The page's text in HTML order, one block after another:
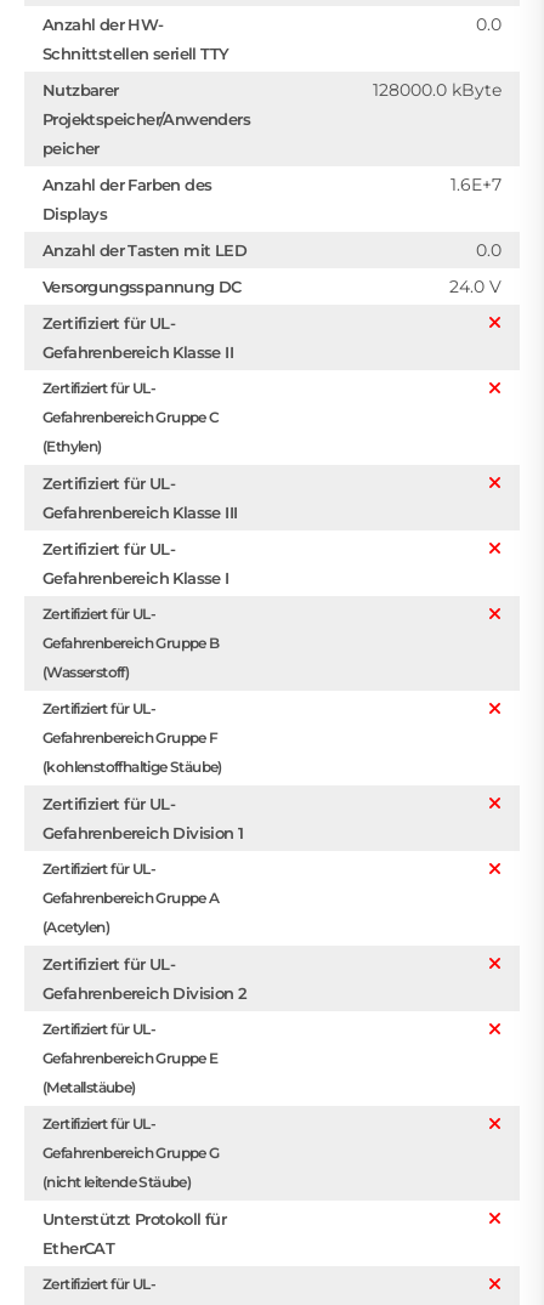
Anzahl der HW-
Schnittstellen seriell TTY
0.0
Nutzbarer
Projektspeicher/Anwenders
peicher
128000.0 kByte
Anzahl der Farben des
Displays
1.6E+7
Anzahl der Tasten mit LED 0.0
Versorgungsspannung DC 24.0 V
Zertifiziert für UL-
Gefahrenbereich Klasse II
Zertifiziert für UL-
Gefahrenbereich Gruppe C
(Ethylen)
Zertifiziert für UL-
Gefahrenbereich Klasse III
Zertifiziert für UL-
Gefahrenbereich Klasse I
Zertifiziert für UL-
Gefahrenbereich Gruppe B
(Wasserstoff)
Zertifiziert für UL-
Gefahrenbereich Gruppe F
(kohlenstoffhaltige Stäube)
Zertifiziert für UL-
Gefahrenbereich Division 1
Zertifiziert für UL-
Gefahrenbereich Gruppe A
(Acetylen)
Zertifiziert für UL-
Gefahrenbereich Division 2
Zertifiziert für UL-
Gefahrenbereich Gruppe E
(Metallstäube)
Zertifiziert für UL-
Gefahrenbereich Gruppe G
(nicht leitende Stäube)
Unterstützt Protokoll für
EtherCAT
Zertifiziert für UL-